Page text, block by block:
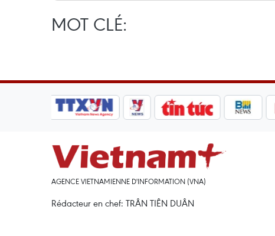
MOT CLÉ:
AGENCE VIETNAMIENNE D'INFORMATION (VNA)
Rédacteur en chef: TRÂN TIÊN DUÂN